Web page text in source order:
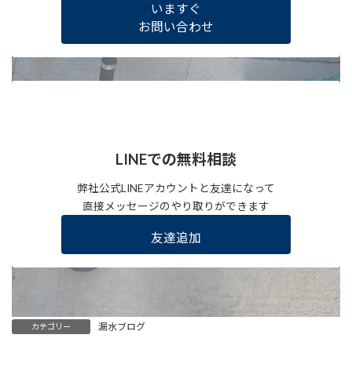
いますぐ
お問い合わせ
LINEでの無料相談
弊社公式LINEアカウントと友達になって
直接メッセージのやり取りができます
友達追加
カテゴリー 漏水ブログ